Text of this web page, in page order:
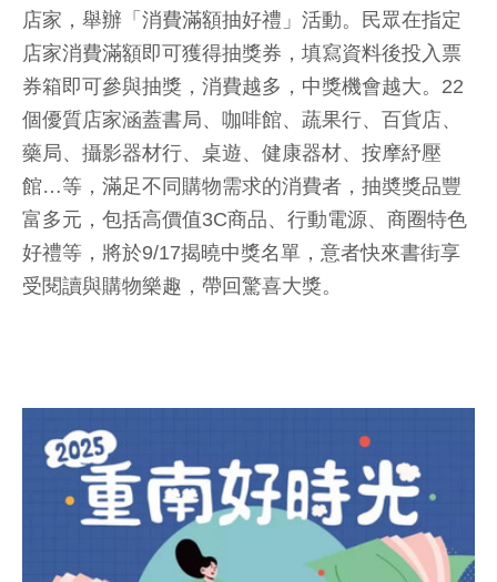
店家，舉辦「消費滿額抽好禮」活動。民眾在指定
店家消費滿額即可獲得抽獎券，填寫資料後投入票
券箱即可參與抽獎，消費越多，中獎機會越大。22
個優質店家涵蓋書局、咖啡館、蔬果行、百貨店、
藥局、攝影器材行、桌遊、健康器材、按摩紓壓
館…等，滿足不同購物需求的消費者，抽奬獎品豐
富多元，包括高價值3C商品、行動電源、商圈特色
好禮等，將於9/17揭曉中獎名單，意者快來書街享
受閱讀與購物樂趣，帶回驚喜大獎。